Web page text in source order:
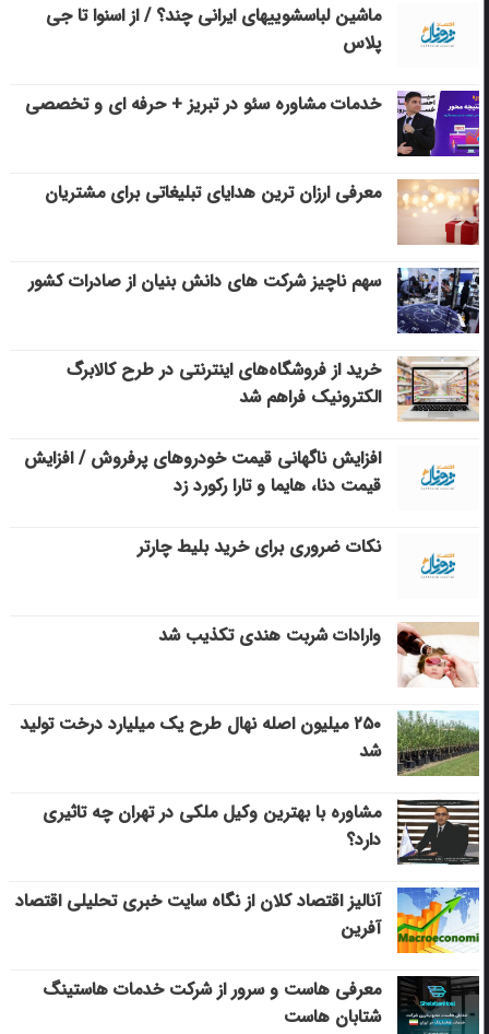
ماشین لباسشویی‎های ایرانی چند؟ / از اسنوا تا جی
پلاس
خدمات مشاوره سئو در تبریز + حرفه ای و تخصصی
معرفی ارزان ترین هدایای تبلیغاتی برای مشتریان
سهم ناچیز شرکت های دانش بنیان از صادرات کشور
خرید از فروشگاه‌های اینترنتی در طرح کالابرگ
الکترونیک فراهم شد
افزایش ناگهانی قیمت خودروهای پرفروش / افزایش
قیمت دنا، هایما و تارا رکورد زد
نکات ضروری برای خرید بلیط چارتر
وارادات شربت هندی تکذیب شد
۲۵۰ میلیون اصله نهال طرح یک میلیارد درخت تولید
شد
مشاوره با بهترین وکیل ملکی در تهران چه تاثیری
دارد؟
آنالیز اقتصاد کلان از نگاه سایت خبری تحلیلی اقتصاد
آفرین
معرفی هاست و سرور از شرکت خدمات هاستینگ
شتابان هاست